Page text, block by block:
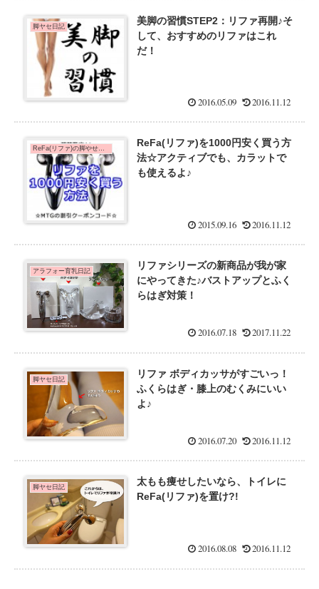
脚ヤセ日記
美脚の習慣STEP2：リファ再開♪そ
して、おすすめのリファはこれ
だ！
2016.05.09 2016.11.12
ReFa(リファ)の脚やせ効果を口コミ！
ReFa(リファ)を1000円安く買う方
法☆アクティブでも、カラットで
も使えるよ♪
2015.09.16 2016.11.12
アラフォー育乳日記
リファシリーズの新商品が我が家
にやってきた♪バストアップとふく
らはぎ対策！
2016.07.18 2017.11.22
脚ヤセ日記
リファ ボディカッサがすごいっ！
ふくらはぎ・膝上のむくみにいい
よ♪
2016.07.20 2016.11.12
脚ヤセ日記
太もも痩せしたいなら、トイレに
ReFa(リファ)を置け?!
2016.08.08 2016.11.12